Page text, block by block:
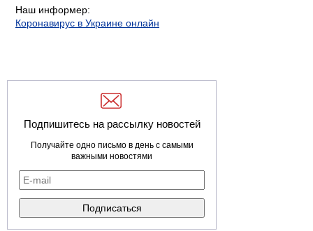
Наш информер:
Коронавирус в Украине онлайн
Подпишитесь на рассылку новостей
Получайте одно письмо в день с самыми
важными новостями